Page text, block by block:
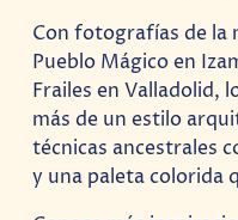
Con fotografías de la
Pueblo Mágico en
Frailes en Valladolid,
más de un estilo
técnicas ancestrales
y una paleta colorida